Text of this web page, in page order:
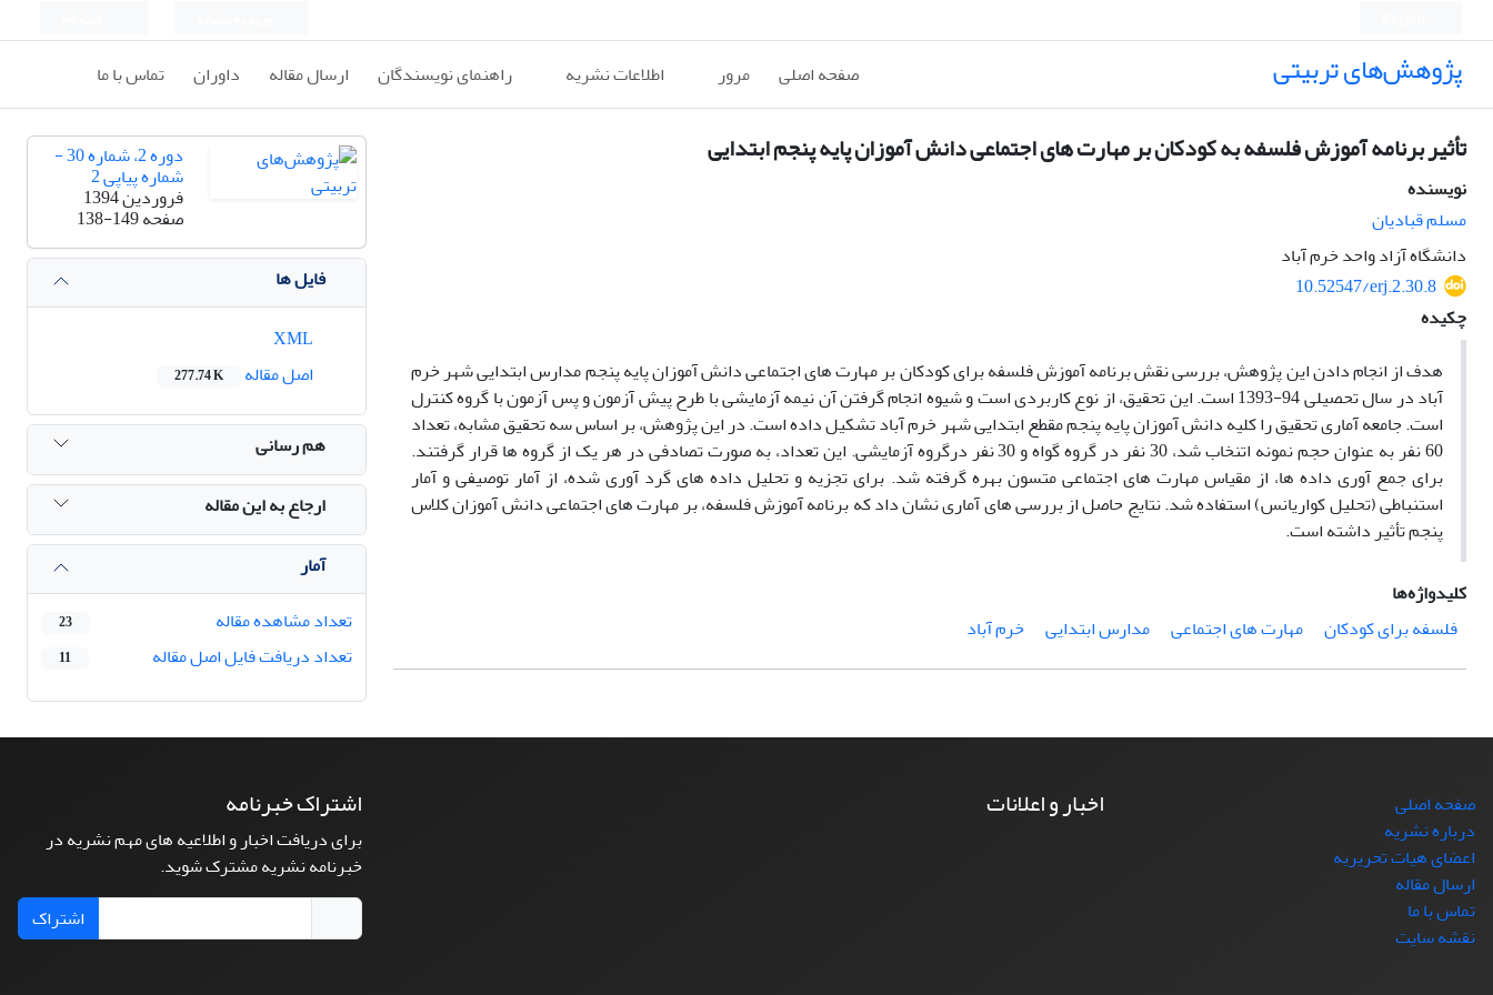
پژوهش‌های تربیتی صفحه اصلی مرور اطلاعات نشریه راهنمای نویسندگان ارسال مقاله داوران تماس با ما
تأثیر برنامه آموزش فلسفه به کودکان بر مهارت های اجتماعی دانش آموزان پایه پنجم ابتدایی
نویسنده
مسلم قبادیان
دانشگاه آزاد واحد خرم آباد
10.52547/erj.2.30.8
چکیده
هدف از انجام دادن این پژوهش، بررسی نقش برنامه آموزش فلسفه برای کودکان بر مهارت های اجتماعی دانش آموزانپایه پنجم مدارس ابتدایی شهر خرم
آباد در سال تحصیلی 94-1393
است. این تحقیق، از نوع کاربردی است و شیوه انجام گرفتن آن نیمه آزمایشی با طرح پیش آزمون و پس آزمون با گروه کنترل
است. جامعه آماری تحقیق را کلیه دانش آموزان پایه پنجم مقطع ابتدایی شهر خرم آباد تشکیل داده است. در این پژوهش، بر اساس سه تحقیق مشابه، تعداد
60 نفر به عنوان حجم نمونه اتنخاب شد، 30 نفر در گروه گواه و 30 نفر درگروه آزمایشی. این تعداد، به صورت تصادفی در هر یک از گروه ها قرار گرفتند.
برای جمع آوری داده ها، از مقیاس مهارت های اجتماعی متسون بهره گرفته شد. برای تجزیه و تحلیل داده های گرد آوری شده، از آمار توصیفی و آمار
استنباطی (تحلیل کواریانس) استفاده شد. نتایج حاصل از بررسی های آماری نشان داد که برنامه آموزش فلسفه، بر مهارت های اجتماعی دانش آموزان کلاس
پنجم تأثیر داشته است.
کلیدواژه‌ها
فلسفه برای کودکان
مهارت های اجتماعی مدارس ابتدایی خرم آباد
دوره 2، شماره 30 -
شماره پیاپی 2
فروردین 1394
صفحه138-149
فایل ها
اصل مقاله
277.74 K
هم رسانی
ارجاع به این مقاله
آمار
تعداد مشاهده مقاله
23
تعداد دریافت فایل اصل مقاله 11
صفحه اصلی
درباره نشریه
اعضای هیات تحریریه
ارسال مقاله
تماس با ما
نقشه سایت
اخبار و اعلانات اشتراک خبرنامه
برای دریافت اخبار و اطلاعیه های مهم نشریه در
خبرنامه نشریه مشترک شوید.
اشتراک